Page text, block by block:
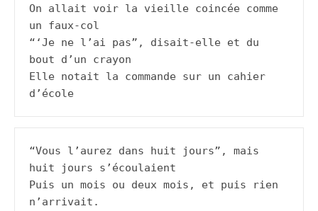
On allait voir la vieille coincée comme
un faux-col
“‘Je ne l’ai pas”, disait-elle et du
bout d’un crayon
Elle notait la commande sur un cahier
d’école
“Vous l’aurez dans huit jours”, mais
huit jours s’écoulaient
Puis un mois ou deux mois, et puis rien
n’arrivait.